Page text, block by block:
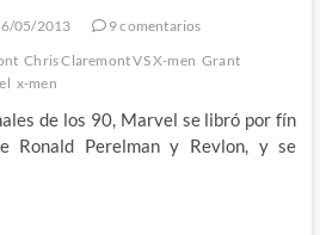
05/2013
9 comentarios
Chris Claremont VS X-men Grant
x-men
de los 90, Marvel se libró por fín
Ronald Perelman y Revlon, y se